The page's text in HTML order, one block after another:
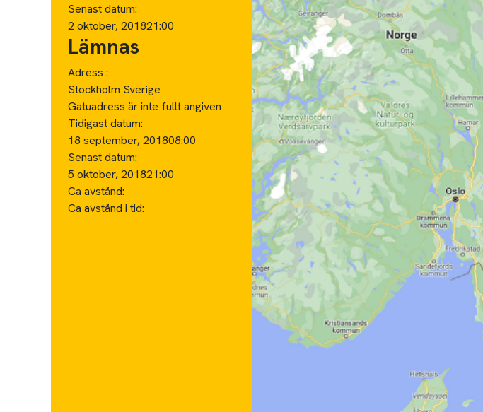
Senast datum:
2 oktober, 201821:00
Lämnas
Adress :
Stockholm Sverige
Gatuadress är inte fullt angiven
Tidigast datum:
18 september, 201808:00
Senast datum:
5 oktober, 201821:00
Ca avstånd:
Ca avstånd i tid: